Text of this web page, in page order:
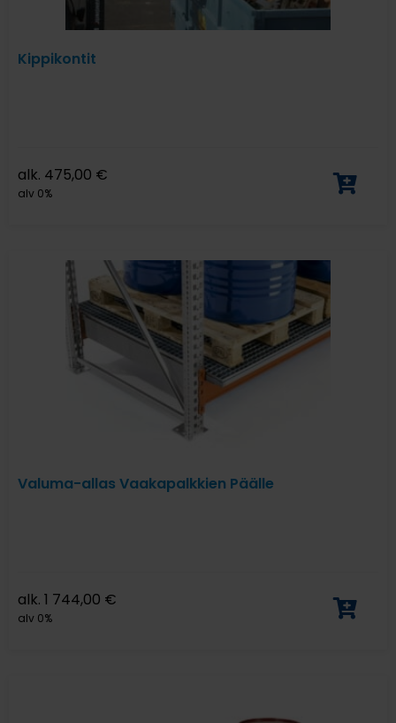
Kippikontit
alk. 475,00 €
alv 0%
Valuma-allas Vaakapalkkien Päälle
alk. 1 744,00 €
alv 0%